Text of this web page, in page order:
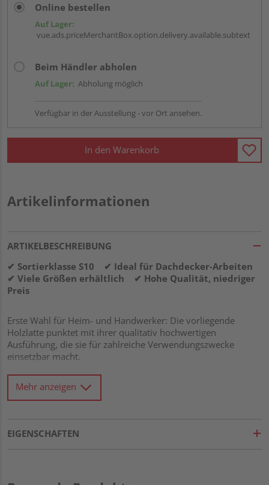
Online bestellen
Auf Lager:
vue.ads.priceMerchantBox.option.delivery.available.subtext
Beim Händler abholen
Auf Lager: Abholung möglich
Verfügbar in der Ausstellung - vor Ort ansehen.
In den Warenkorb
Artikelinformationen
ARTIKELBESCHREIBUNG
✔ Sortierklasse S10 ✔ Ideal für Dachdecker-Arbeiten
✔ Viele Größen erhältlich ✔ Hohe Qualität, niedriger
Preis
Erste Wahl für Heim- und Handwerker: Die vorliegende
Holzlatte punktet mit ihrer qualitativ hochwertigen
Ausführung, die sie für zahlreiche Verwendungszwecke
einsetzbar macht.
Material:
im Bauwesen
Vorhaben
Massenholz
Mehr anzeigen
EIGENSCHAFTEN